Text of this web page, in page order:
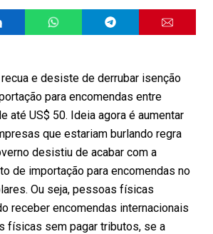
e desiste de derrubar isenção
para encomendas entre
até US$ 50. Ideia agora é aumentar
que estariam burlando regra
desistiu de acabar com a
de importação para encomendas no
Ou seja, pessoas físicas
receber encomendas internacionais
físicas sem pagar tributos, se a